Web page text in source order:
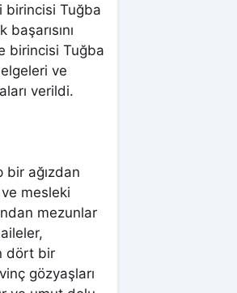
birincisi Tuğba
birincisi Tuğba
ve
verildi.
bir ağızdan
mesleki
mezunlar
dört bir
gözyaşları